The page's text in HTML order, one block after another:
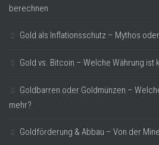
berechnen
Gold als Inflationsschutz – Mythos
Gold vs. Bitcoin – Welche Währung ist
Goldbarren oder Goldmünzen –
mehr?
Goldförderung & Abbau – Von der